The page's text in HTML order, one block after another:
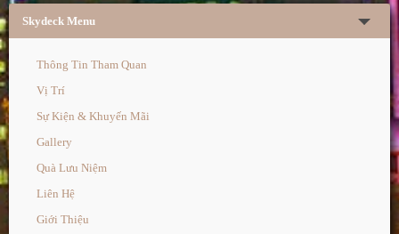
Skydeck Menu
Thông Tin Tham Quan
Vị Trí
Sự Kiện & Khuyến Mãi
Gallery
Quà Lưu Niệm
Liên Hệ
Giới Thiệu